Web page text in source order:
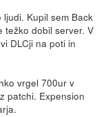
Kupil sem Back
težko dobil server. V
DLCji na poti in
vrgel 700ur v
patchi. Expension